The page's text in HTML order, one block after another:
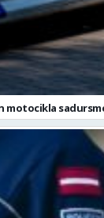
motocikla sadursme